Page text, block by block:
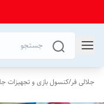
جلالی فر/کنسول بازی و تجهیزات